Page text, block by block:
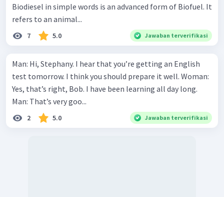
Biodiesel in simple words is an advanced form of Biofuel. It
refers to an animal...
7 5.0 Jawaban terverifikasi
Man: Hi, Stephany. I hear that you’re getting an English
test tomorrow. I think you should prepare it well. Woman:
Yes, that’s right, Bob. I have been learning all day long.
Man: That’s very goo...
2 5.0 Jawaban terverifikasi